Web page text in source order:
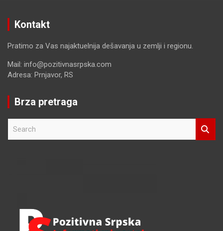
Kontakt
Pratimo za Vas najaktuelnija dešavanja u zemlji i regionu.
Mail: info@pozitivnasrpska.com
Adresa: Prnjavor, RS
Brza pretraga